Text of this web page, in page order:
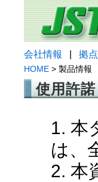
会社情報 拠
HOME > 製品情報
使用許諾
1. 本
は、
2. 本